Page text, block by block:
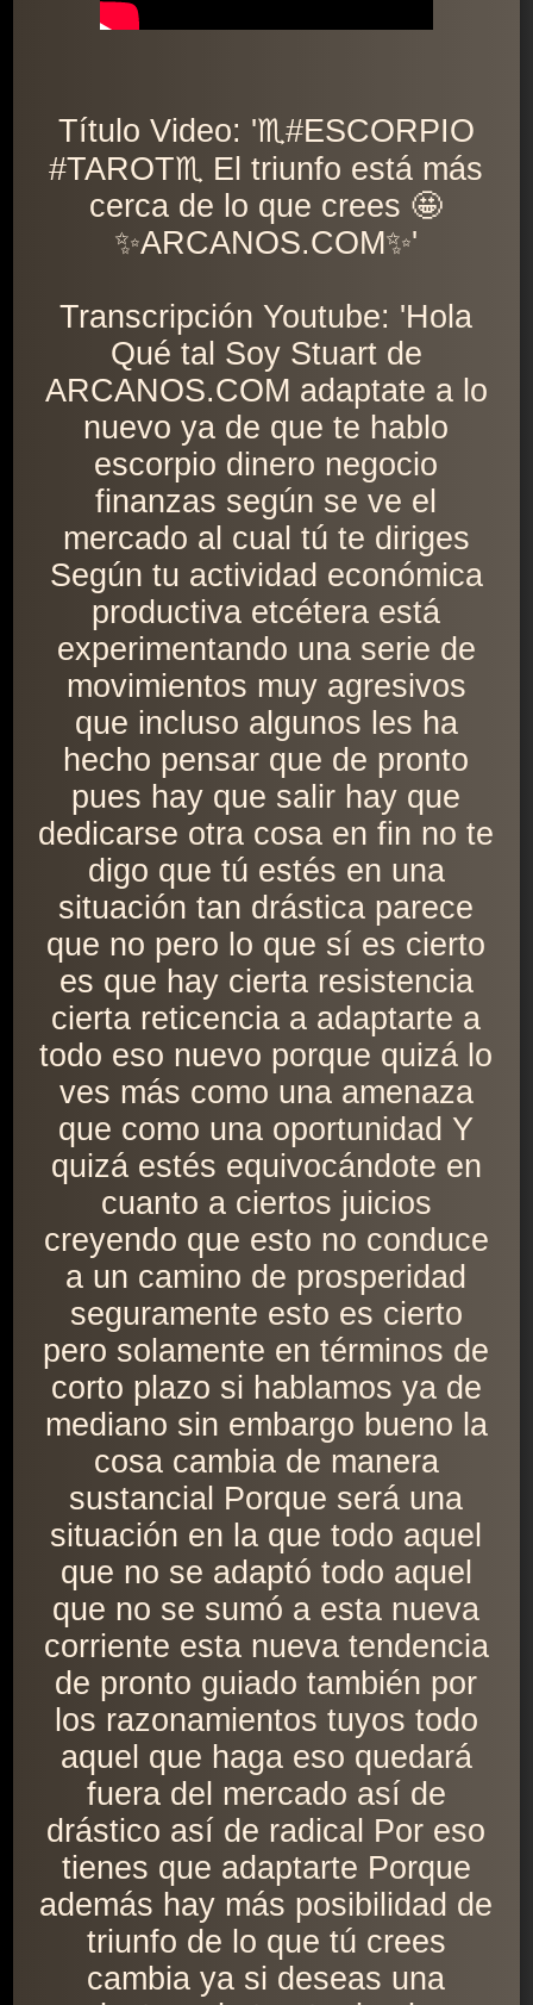
Título Video: '♏️#ESCORPIO
#TAROT♏️ El triunfo está más
cerca de lo que crees 🤩
✨ARCANOS.COM✨'
Transcripción Youtube: 'Hola
Qué tal Soy Stuart de
ARCANOS.COM adaptate a lo
nuevo ya de que te hablo
escorpio dinero negocio
finanzas según se ve el
mercado al cual tú te diriges
Según tu actividad económica
productiva etcétera está
experimentando una serie de
movimientos muy agresivos
que incluso algunos les ha
hecho pensar que de pronto
pues hay que salir hay que
dedicarse otra cosa en fin no te
digo que tú estés en una
situación tan drástica parece
que no pero lo que sí es cierto
es que hay cierta resistencia
cierta reticencia a adaptarte a
todo eso nuevo porque quizá lo
ves más como una amenaza
que como una oportunidad Y
quizá estés equivocándote en
cuanto a ciertos juicios
creyendo que esto no conduce
a un camino de prosperidad
seguramente esto es cierto
pero solamente en términos de
corto plazo si hablamos ya de
mediano sin embargo bueno la
cosa cambia de manera
sustancial Porque será una
situación en la que todo aquel
que no se adaptó todo aquel
que no se sumó a esta nueva
corriente esta nueva tendencia
de pronto guiado también por
los razonamientos tuyos todo
aquel que haga eso quedará
fuera del mercado así de
drástico así de radical Por eso
tienes que adaptarte Porque
además hay más posibilidad de
triunfo de lo que tú crees
cambia ya si deseas una